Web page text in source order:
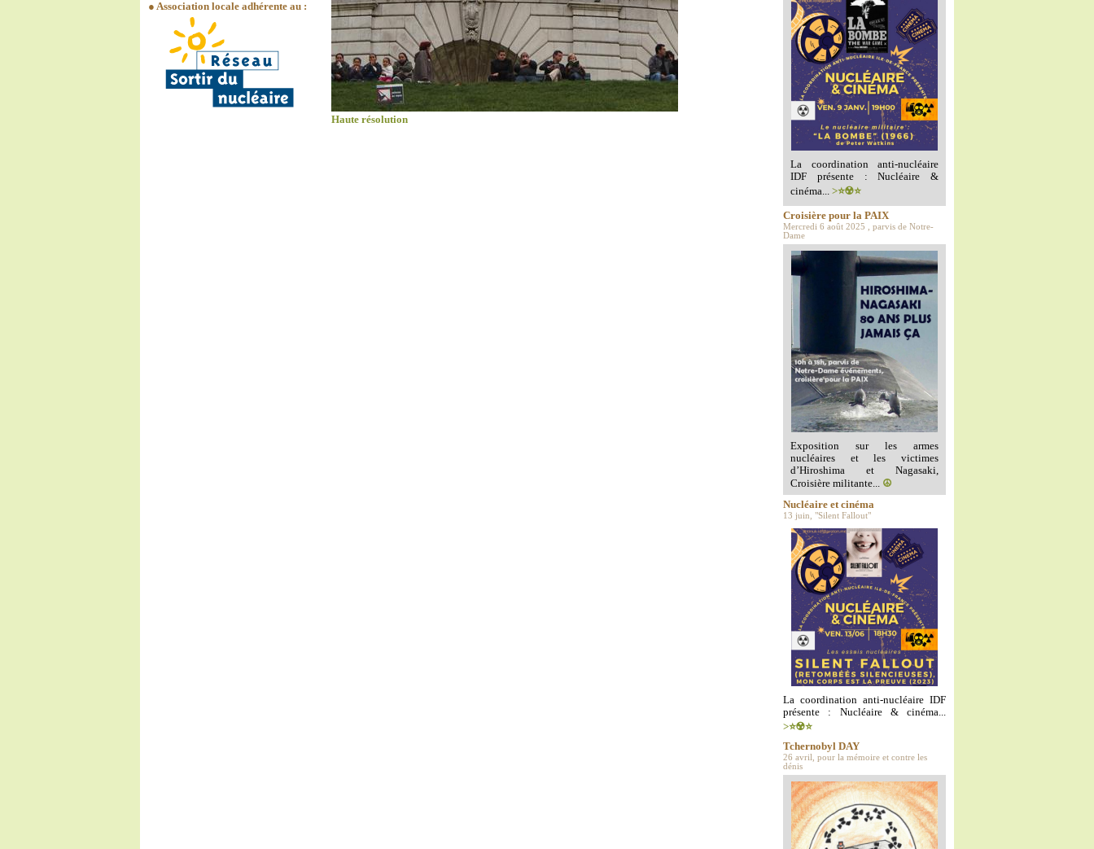
● Association locale adhérente au :
Haute résolution
La coordination anti-nucléaire
IDF présente : Nucléaire &
cinéma... >⭐️☢️⭐️
Croisière pour la PAIX
Mercredi 6 août 2025 , parvis de Notre-
Dame
Exposition sur les armes
nucléaires et les victimes
d’Hiroshima et Nagasaki,
Croisière militante... ☮️
Nucléaire et cinéma
13 juin, "Silent Fallout"
La coordination anti-nucléaire IDF
présente : Nucléaire & cinéma...
>⭐️☢️⭐️
Tchernobyl DAY
26 avril, pour la mémoire et contre les
dénis